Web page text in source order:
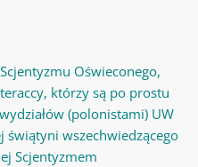
Oświeconego,
którzy są po prostu
(polonistami) UW
świątyni wszechwiedzącego
Scjentyzmem